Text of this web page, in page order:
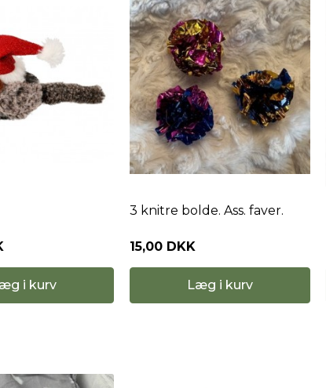
i kurv
3 knitre bolde. Ass. faver.
15,00 DKK
Læg i kurv